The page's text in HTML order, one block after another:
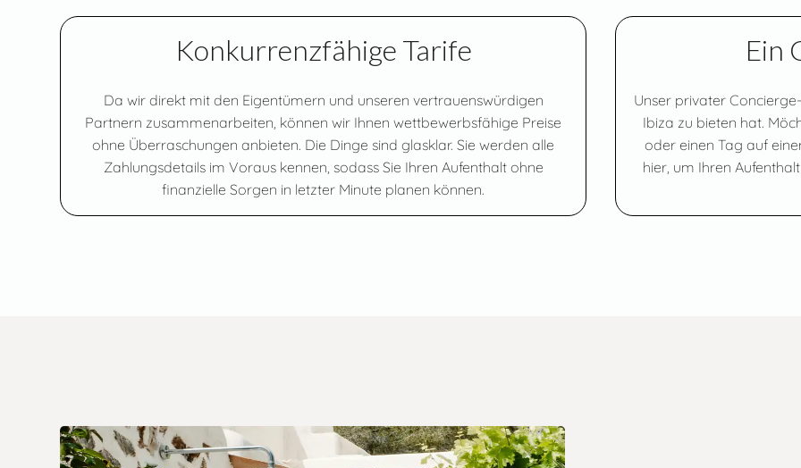
Konkurrenzfähige Tarife
Da wir direkt mit den Eigentümern und unseren vertrauenswürdigen
Partnern zusammenarbeiten, können wir Ihnen wettbewerbsfähige Preise
ohne Überraschungen anbieten. Die Dinge sind glasklar. Sie werden alle
Zahlungsdetails im Voraus kennen, sodass Sie Ihren Aufenthalt ohne
finanzielle Sorgen in letzter Minute planen können.
Ein
Unser privater
Ibiza zu bieten hat.
oder einen Tag auf
hier, um Ihren